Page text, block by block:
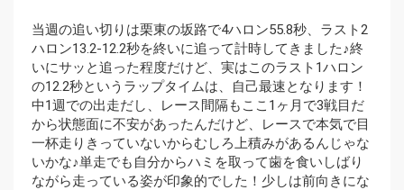
当週の追い切りは栗東の坂路で4ハロン55.8秒、ラスト2
ハロン13.2-12.2秒を終いに追って計時してきました♪終
いにサッと追った程度だけど、実はこのラスト1ハロン
の12.2秒というラップタイムは、自己最速となります！
中1週での出走だし、レース間隔もここ1ヶ月で3戦目だ
から状態面に不安があったんだけど、レースで本気で目
一杯走りきっていないからむしろ上積みがあるんじゃな
いかな♪単走でも自分からハミを取って歯を食いしばり
ながら走っている姿が印象的でした！少しは前向きにな